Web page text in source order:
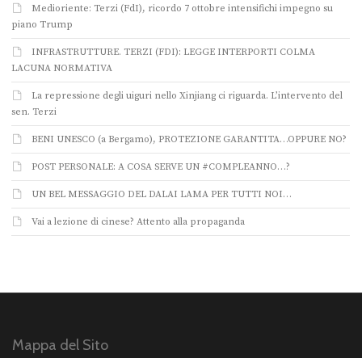
Medioriente: Terzi (FdI), ricordo 7 ottobre intensifichi impegno su
piano Trump
INFRASTRUTTURE. TERZI (FDI): LEGGE INTERPORTI COLMA
LACUNA NORMATIVA
La repressione degli uiguri nello Xinjiang ci riguarda. L’intervento del
sen. Terzi
BENI UNESCO (a Bergamo), PROTEZIONE GARANTITA…OPPURE NO?
POST PERSONALE: A COSA SERVE UN #COMPLEANNO…?
UN BEL MESSAGGIO DEL DALAI LAMA PER TUTTI NOI…
Vai a lezione di cinese? Attento alla propaganda
Mappa del Sito